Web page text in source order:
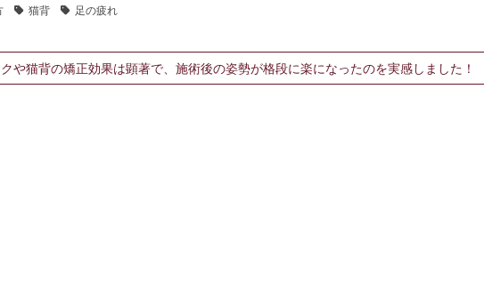
猫背 足の疲れ
や猫背の矯正効果は顕著で、施術後の姿勢が格段に楽になったのを実感しました！